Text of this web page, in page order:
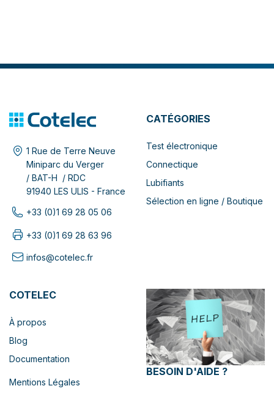
1 Rue de Terre Neuve
Miniparc du Verger
/ BAT-H / RDC
91940 LES ULIS - France
+33 (0)1 69 28 05 06
+33 (0)1 69 28 63 96
infos@cotelec.fr
CATÉGORIES
Test électronique
Connectique
Lubifiants
Sélection en ligne / Boutique
COTELEC
À propos
Blog
Documentation
Mentions Légales
BESOIN D'AIDE ?